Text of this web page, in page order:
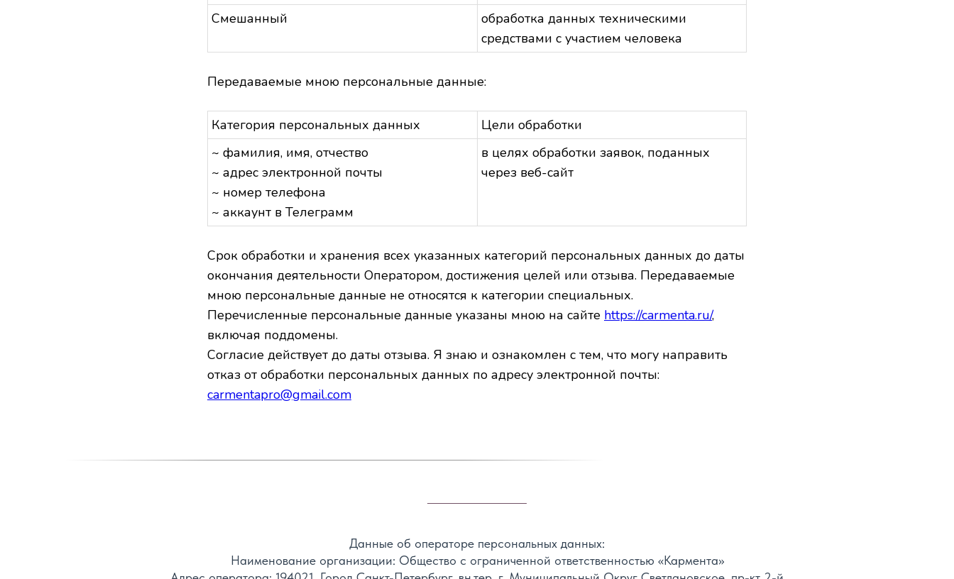
Смешанный
обработка данных техническими
средствами с участием человека
Передаваемые мною персональные данные:
Категория персональных данных
Цели обработки
~ фамилия, имя, отчество
~ адрес электронной почты
~ номер телефона
~ аккаунт в Телеграмм
в целях обработки заявок, поданных
через веб-сайт
Срок обработки и хранения всех указанных категорий персональных данных до даты
окончания деятельности Оператором, достижения целей или отзыва. Передаваемые
мною персональные данные не относятся к категории специальных.
Перечисленные персональные данные указаны мною на сайте https://carmenta.ru/,
включая поддомены.
Согласие действует до даты отзыва. Я знаю и ознакомлен с тем, что могу направить
отказ от обработки персональных данных по адресу электронной почты:
carmentapro@gmail.com
Данные об операторе персональных данных:
Наименование организации: Общество с ограниченной ответственностью «Кармента»